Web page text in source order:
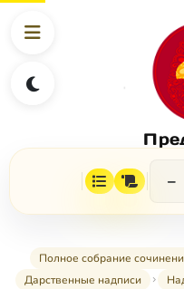
−
Полное собрание
Дарственные надписи